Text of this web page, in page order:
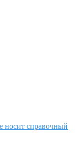
носит справочный